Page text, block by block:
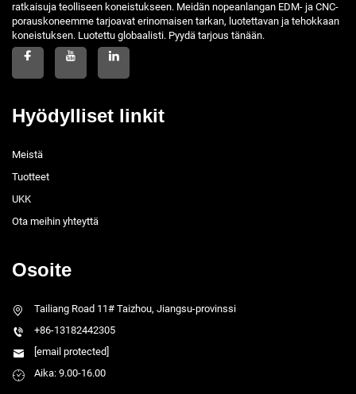
ratkaisuja teolliseen koneistukseen. Meidän nopeanlangan EDM- ja CNC-
porauskoneemme tarjoavat erinomaisen tarkan, luotettavan ja tehokkaan
koneistuksen. Luotettu globaalisti. Pyydä tarjous tänään.
Hyödylliset linkit
Meistä
Tuotteet
UKK
Ota meihin yhteyttä
Osoite
Tailiang Road 11# Taizhou, Jiangsu-provinssi
+86-13182442305
[email protected]
Aika: 9.00-16.00